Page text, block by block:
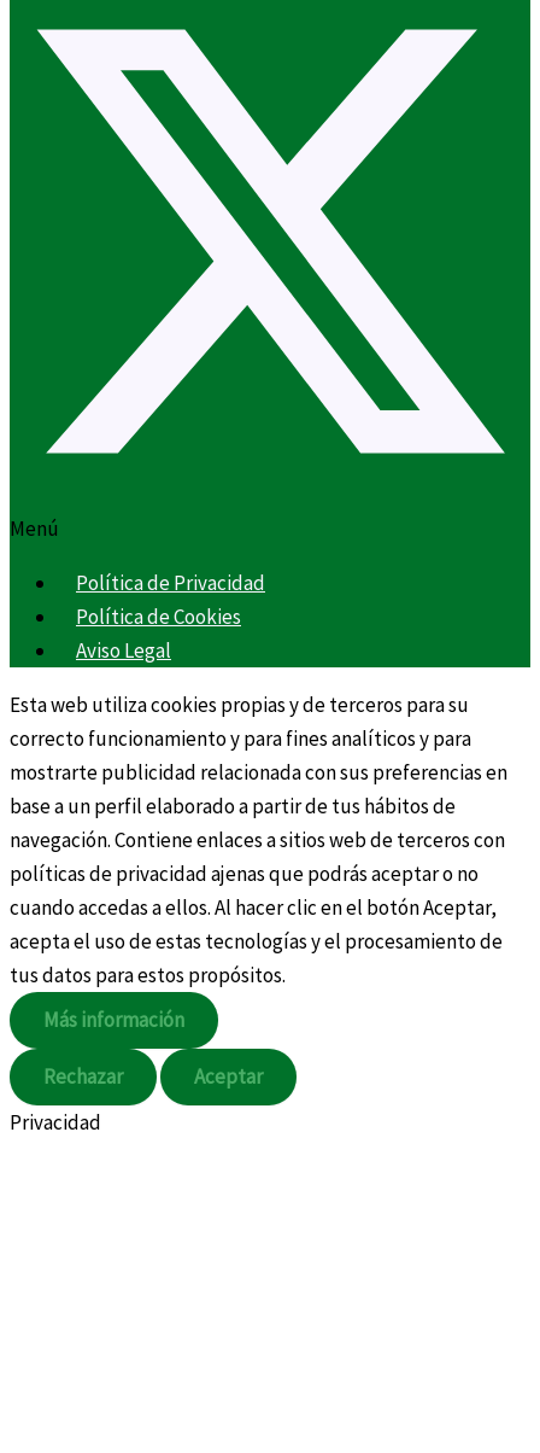
Menú
Política de Privacidad
Política de Cookies
Aviso Legal
Esta web utiliza cookies propias y de terceros para su
correcto funcionamiento y para fines analíticos y para
mostrarte publicidad relacionada con sus preferencias en
base a un perfil elaborado a partir de tus hábitos de
navegación. Contiene enlaces a sitios web de terceros con
políticas de privacidad ajenas que podrás aceptar o no
cuando accedas a ellos. Al hacer clic en el botón Aceptar,
acepta el uso de estas tecnologías y el procesamiento de
tus datos para estos propósitos.
Más información
Rechazar
Aceptar
Privacidad